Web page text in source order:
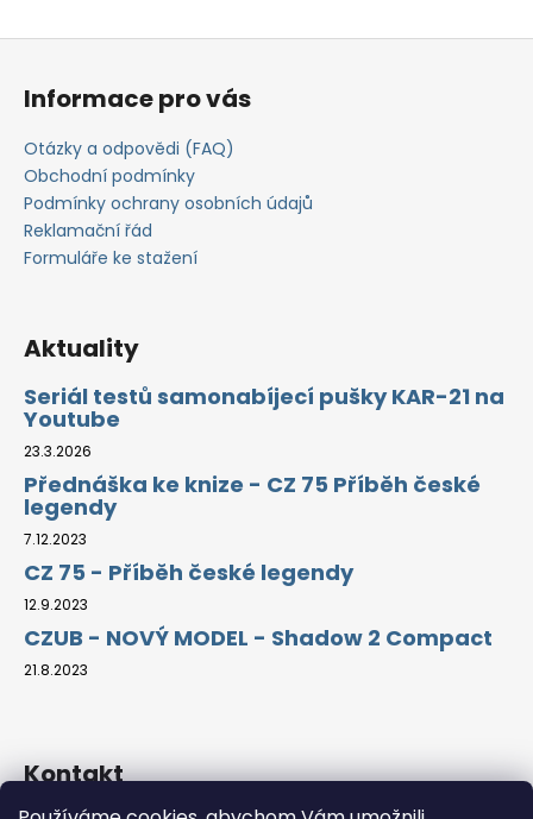
Z
Informace pro vás
Otázky a odpovědi (FAQ)
Obchodní podmínky
Podmínky ochrany osobních údajů
Reklamační řád
Formuláře ke stažení
Aktuality
Seriál testů samonabíjecí pušky KAR-21 na
Youtube
23.3.2026
Přednáška ke knize - CZ 75 Příběh české
legendy
7.12.2023
CZ 75 - Příběh české legendy
12.9.2023
CZUB - NOVÝ MODEL - Shadow 2 Compact
21.8.2023
Kontakt